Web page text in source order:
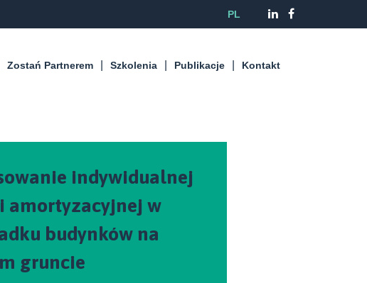
PL
Zostań Partnerem Szkolenia Publikacje Kontakt
indywidualnej
amortyzacyjnej w
budynków na
gruncie